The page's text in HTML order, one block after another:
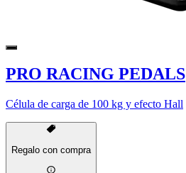
PRO RACING PEDALS
Célula de carga de 100 kg y efecto Hall
Regalo con compra